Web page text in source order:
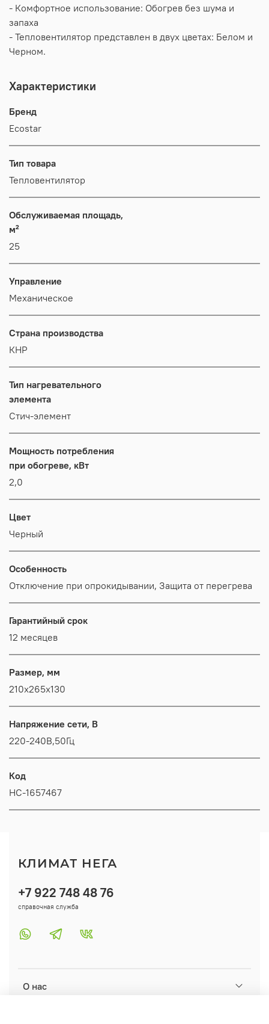
- Комфортное использование: Обогрев без шума и
запаха
- Тепловентилятор представлен в двух цветах: Белом и
Черном.
Характеристики
Бренд
Ecostar
Тип товара
Тепловентилятор
Обслуживаемая площадь,
м²
25
Управление
Механическое
Страна производства
КНР
Тип нагревательного
элемента
Стич-элемент
Мощность потребления
при обогреве, кВт
2,0
Цвет
Черный
Особенность
Отключение при опрокидывании, Защита от перегрева
Гарантийный срок
12 месяцев
Размер, мм
210x265x130
Напряжение сети, В
220-240В,50Гц
Код
НС-1657467
О нас
+7 922 748 48 76
справочная служба
КЛИМАТ НЕГА